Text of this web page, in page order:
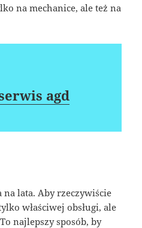
na mechanice, ale też na
agd
na lata. Aby rzeczywiście
właściwej obsługi, ale
najlepszy sposób, by